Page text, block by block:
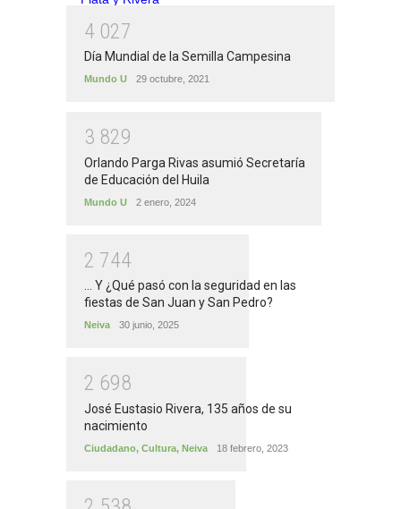
4 027
Día Mundial de la Semilla Campesina
Mundo U 29 octubre, 2021
3 829
Orlando Parga Rivas asumió Secretaría
de Educación del Huila
Mundo U 2 enero, 2024
2 744
... Y ¿Qué pasó con la seguridad en las
fiestas de San Juan y San Pedro?
Neiva 30 junio, 2025
2 698
José Eustasio Rivera, 135 años de su
nacimiento
Ciudadano, Cultura, Neiva 18 febrero, 2023